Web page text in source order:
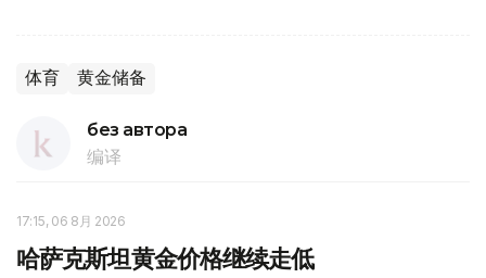
体育 黄金储备
без автора
编译
17:15, 06 8月 2026
哈萨克斯坦黄金价格继续走低